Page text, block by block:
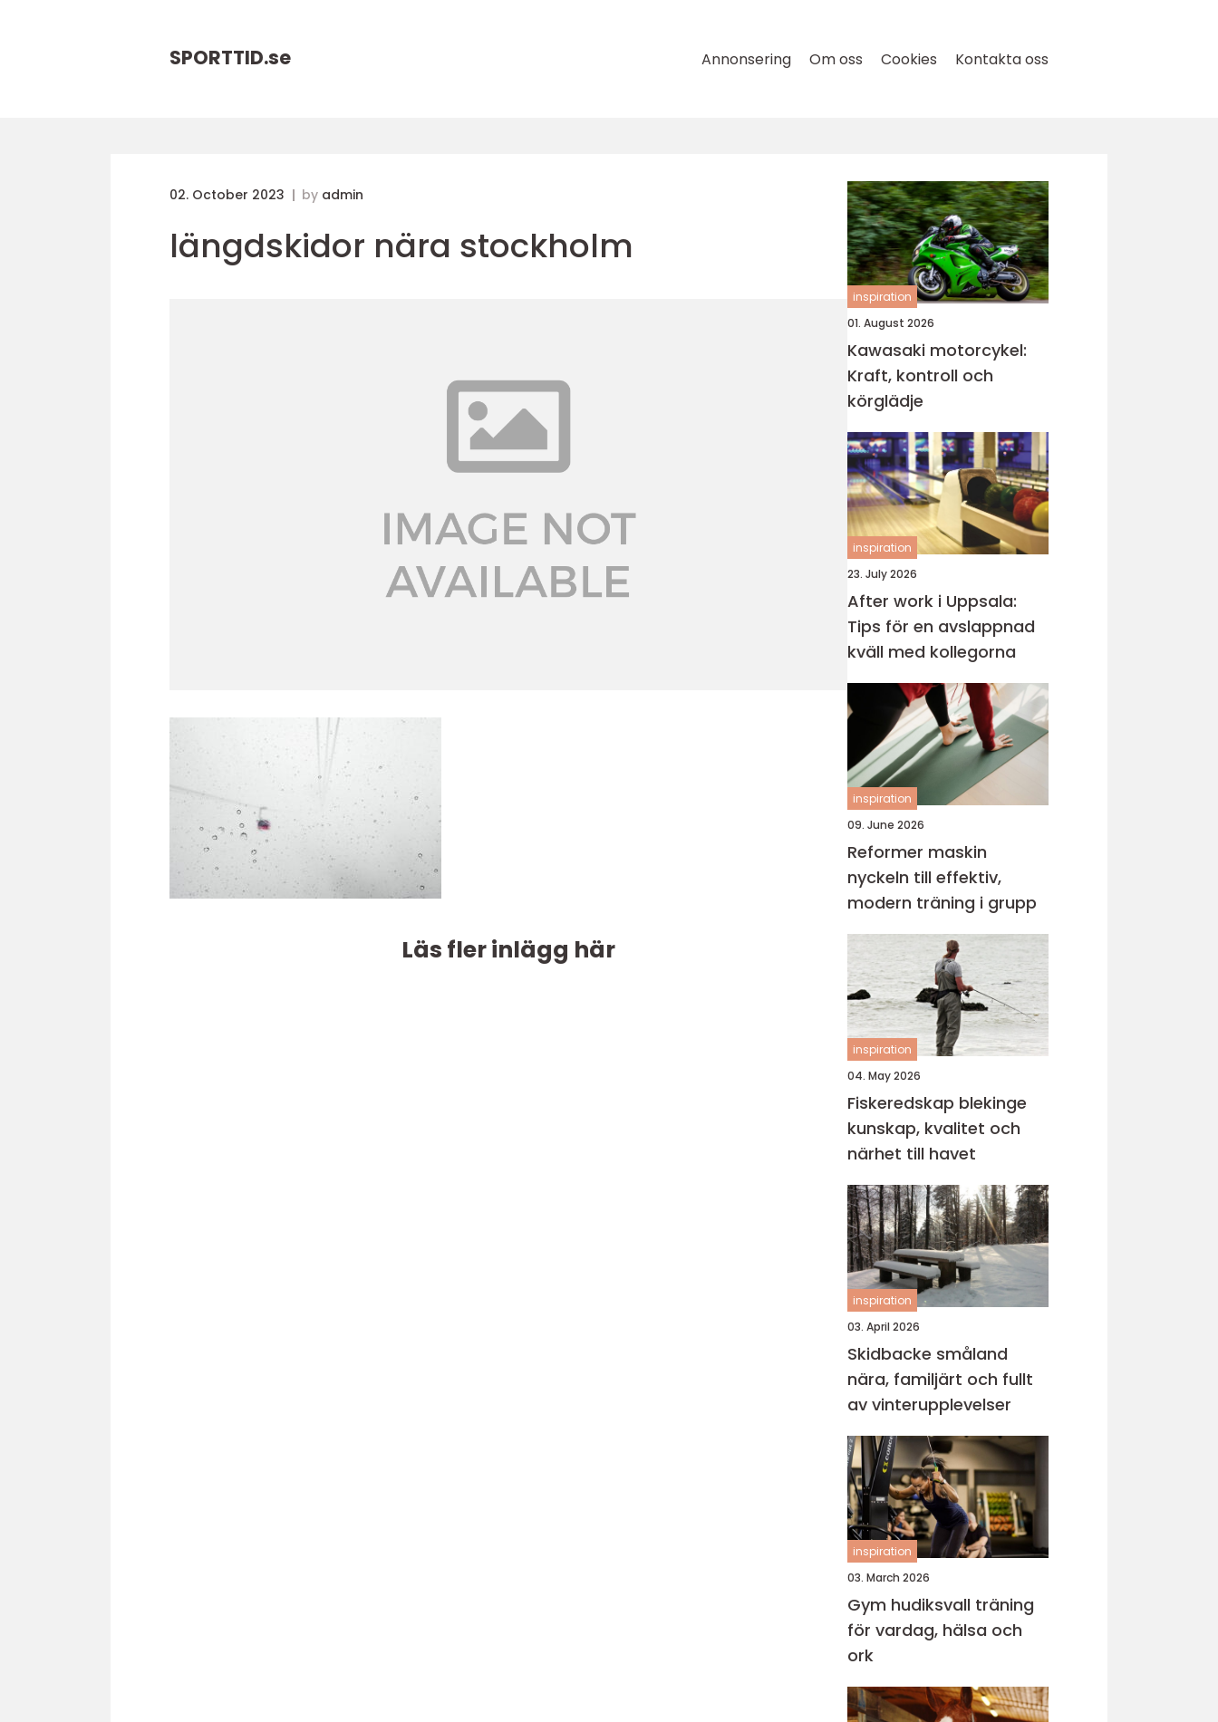
SPORTTID.se Annonsering Om oss Cookies Kontakta oss
02. October 2023 by admin
längdskidor nära stockholm
Läs fler inlägg här
inspiration
01. August 2026
Kawasaki motorcykel:
Kraft, kontroll och
körglädje
inspiration
23. July 2026
After work i Uppsala:
Tips för en avslappnad
kväll med kollegorna
inspiration
09. June 2026
Reformer maskin
nyckeln till effektiv,
modern träning i grupp
inspiration
04. May 2026
Fiskeredskap blekinge
kunskap, kvalitet och
närhet till havet
inspiration
03. April 2026
Skidbacke småland
nära, familjärt och fullt
av vinterupplevelser
inspiration
03. March 2026
Gym hudiksvall träning
för vardag, hälsa och
ork